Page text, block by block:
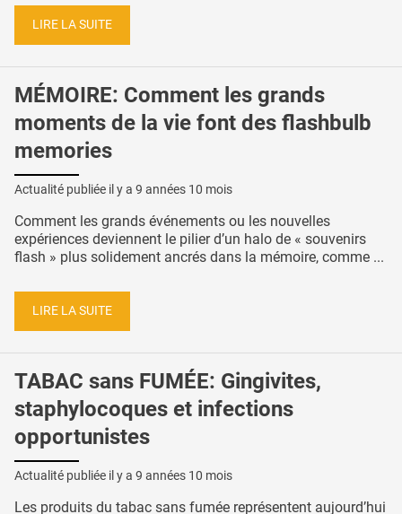
LIRE LA SUITE
MÉMOIRE: Comment les grands
moments de la vie font des flashbulb
memories
Actualité publiée il y a 9 années 10 mois
Comment les grands événements ou les nouvelles
expériences deviennent le pilier d’un halo de « souvenirs
flash » plus solidement ancrés dans la mémoire, comme ...
LIRE LA SUITE
TABAC sans FUMÉE: Gingivites,
staphylocoques et infections
opportunistes
Actualité publiée il y a 9 années 10 mois
Les produits du tabac sans fumée représentent aujourd’hui